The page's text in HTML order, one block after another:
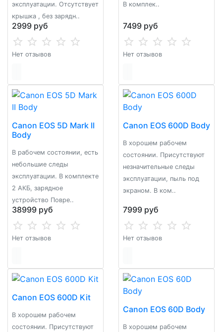
эксплуатации. Отсутствует
крышка , без зарядн..
2999 руб
Нет отзывов
В комплек..
7499 руб
Нет отзывов
Canon EOS 5D Mark II
Body
В рабочем состоянии, есть
небольшие следы
эксплуатации. В комплекте
2 АКБ, зарядное
устройство Повре..
38999 руб
Нет отзывов
Canon EOS 600D Body
В хорошем рабочем
состоянии. Присутствуют
незначительные следы
эксплуатации, пыль под
экраном. В ком..
7999 руб
Нет отзывов
Canon EOS 600D Kit
В хорошем рабочем
состоянии. Присутствуют
Canon EOS 60D Body
B xoрошeм рабочем